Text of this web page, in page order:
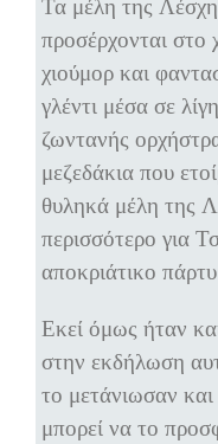
Τα μέλη της
προσέρχονται
χιούμορ και
γλέντι μέσα σε
ζωντανής
μεζεδάκια που
θυληκά μέλη της
περισσότερο για
αποκριάτικο
Εκεί όμως ήταν
στην εκδήλωση
το μετάνιωσαν
μπορεί να το